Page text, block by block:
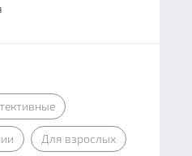
Для взрослых